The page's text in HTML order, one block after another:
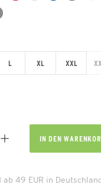
L XL XXL
IN DEN
ab 49 EUR in